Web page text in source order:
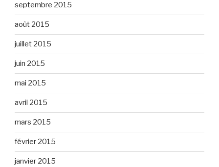
septembre 2015
août 2015
juillet 2015
juin 2015
mai 2015
avril 2015
mars 2015
février 2015
janvier 2015